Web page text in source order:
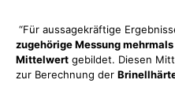
“Für aussagekräftige
zugehörige Messung
Mittelwert gebildet. Diesen
zur Berechnung der